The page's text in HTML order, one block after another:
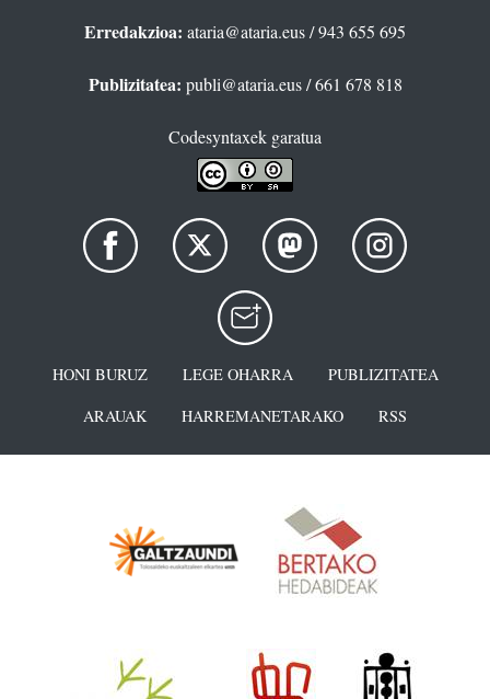
Erredakzioa: ataria@ataria.eus/ 943 655 695
Publizitatea: publi@ataria.eus/ 661 678 818
Codesyntaxek garatua
HONI BURUZ LEGE OHARRA
PUBLIZITATEA
ARAUAK
HARREMANETARAKO RSS